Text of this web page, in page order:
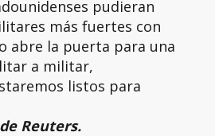
pudieran
más fuertes con
abre la puerta para una
a militar,
listos para
Reuters.